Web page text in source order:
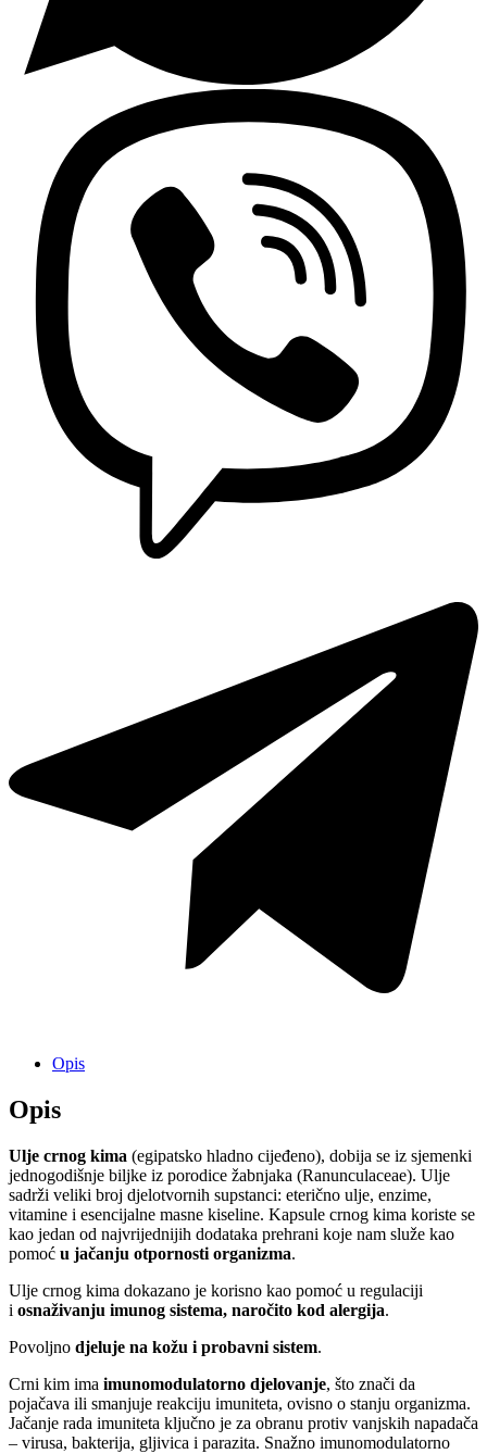
Opis
Opis
Ulje crnog kima (egipatsko hladno cijeđeno), dobija se iz sjemenki
jednogodišnje biljke iz porodice žabnjaka (Ranunculaceae). Ulje
sadrži veliki broj djelotvornih supstanci: eterično ulje, enzime,
vitamine i esencijalne masne kiseline. Kapsule crnog kima koriste se
kao jedan od najvrijednijih dodataka prehrani koje nam služe kao
pomoć u jačanju otpornosti organizma.
Ulje crnog kima dokazano je korisno kao pomoć u regulaciji
i osnaživanju imunog sistema, naročito kod alergija.
Povoljno djeluje na kožu i probavni sistem.
Crni kim ima imunomodulatorno djelovanje, što znači da
pojačava ili smanjuje reakciju imuniteta, ovisno o stanju organizma.
Jačanje rada imuniteta ključno je za obranu protiv vanjskih napadača
– virusa, bakterija, gljivica i parazita. Snažno imunomodulatorno